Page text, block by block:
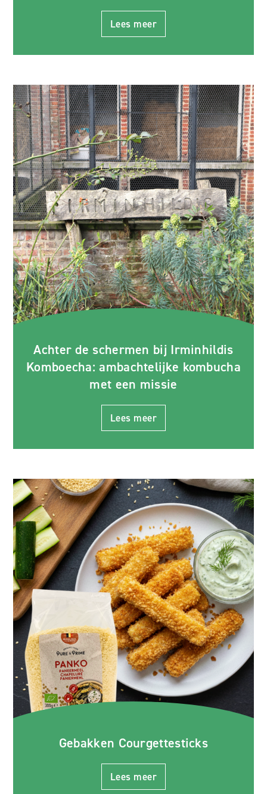
Lees meer
Achter de schermen bij Irminhildis
Komboecha: ambachtelijke kombucha
met een missie
Lees meer
Gebakken Courgettesticks
Lees meer